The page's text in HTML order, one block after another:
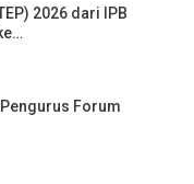
2026 dari IPB
Forum